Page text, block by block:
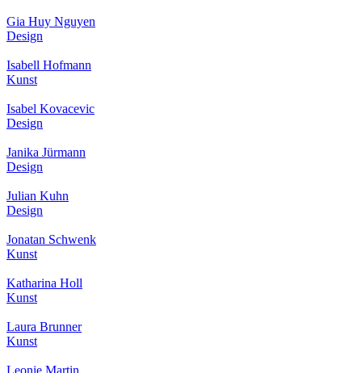
Gia Huy Nguyen
Design
Isabell Hofmann
Kunst
Isabel Kovacevic
Design
Janika Jürmann
Design
Julian Kuhn
Design
Jonatan Schwenk
Kunst
Katharina Holl
Kunst
Laura Brunner
Kunst
Leonie Martin